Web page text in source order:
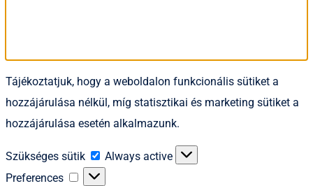
Tájékoztatjuk, hogy a weboldalon funkcionális sütiket a
hozzájárulása nélkül, míg statisztikai és marketing sütiket a
hozzájárulása esetén alkalmazunk.
Szükséges sütik
Szükséges
Always active
Preferences
Preferences